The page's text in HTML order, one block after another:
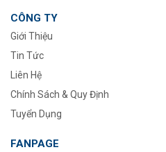
CÔNG TY
Giới Thiệu
Tin Tức
–
Liên Hệ
Chính Sách & Quy Định
Tuyển Dụng
FANPAGE